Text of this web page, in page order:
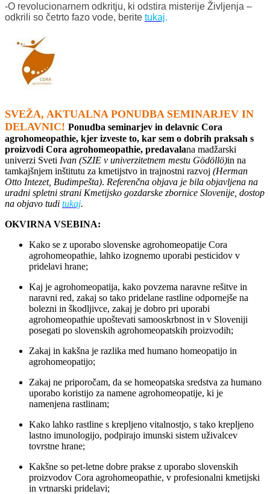
-O revolucionarnem odkritju, ki odstira misterije Življenja –
odkrili so četrto fazo vode, berite tukaj.
SVEŽA, AKTUALNA PONUDBA SEMINARJEV IN
DELAVNIC! Ponudba seminarjev in delavnic Cora
agrohomeopathie, kjer izveste to, kar sem o dobrih praksah s
proizvodi Cora agrohomeopathie, predavalana madžarski
univerzi Sveti Ivan (SZIE v univerzitetnem mestu Gӧdӧllӧ)in na
tamkajšnjem inštitutu za kmetijstvo in trajnostni razvoj (Herman
Otto Intezet, Budimpešta). Referenčna objava je bila objavljena na
uradni spletni strani Kmetijsko gozdarske zbornice Slovenije, dostop
na objavo tudi tukaj.
OKVIRNA VSEBINA:
Kako se z uporabo slovenske agrohomeopatije Cora
agrohomeopathie, lahko izognemo uporabi pesticidov v
pridelavi hrane;
Kaj je agrohomeopatija, kako povzema naravne rešitve in
naravni red, zakaj so tako pridelane rastline odpornejše na
bolezni in škodljivce, zakaj je dobro pri uporabi
agrohomeopathie upoštevati samooskrbnost in v Sloveniji
posegati po slovenskih agrohomeopatskih proizvodih;
Zakaj in kakšna je razlika med humano homeopatijo in
agrohomeopatijo;
Zakaj ne priporočam, da se homeopatska sredstva za humano
uporabo koristijo za namene agrohomeopatije, ki je
namenjena rastlinam;
Kako lahko rastline s krepljeno vitalnostjo, s tako krepljeno
lastno imunologijo, podpirajo imunski sistem uživalcev
tovrstne hrane;
Kakšne so pet-letne dobre prakse z uporabo slovenskih
proizvodov Cora agrohomeopathie, v profesionalni kmetijski
in vrtnarski pridelavi;